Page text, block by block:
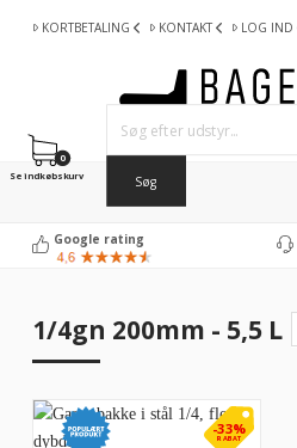
KORTBETALING KONTAKT LOG IND
0
Se indkøbskurv
Google rating
1/4gn 200mm - 5,5 L
-33%
RABAT